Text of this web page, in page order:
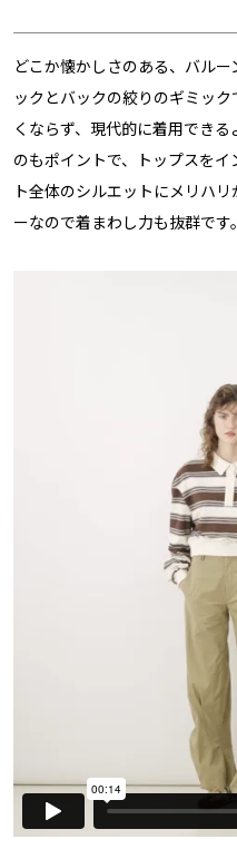
どこか懐かしさのある、バル
ックとバックの絞りのギミッ
くならず、現代的に着用でき
のもポイントで、トップスを
ト全体のシルエットにメリハ
ーなので着まわし力も抜群です。